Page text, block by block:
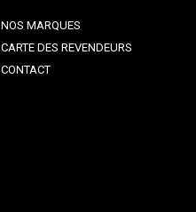
NOS MARQUES
CARTE DES REVENDEURS
CONTACT